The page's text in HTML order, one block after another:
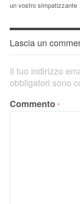
un vostro simpatizzante
Lascia un
Il tuo indirizzo
obbligatori sono
Commento *